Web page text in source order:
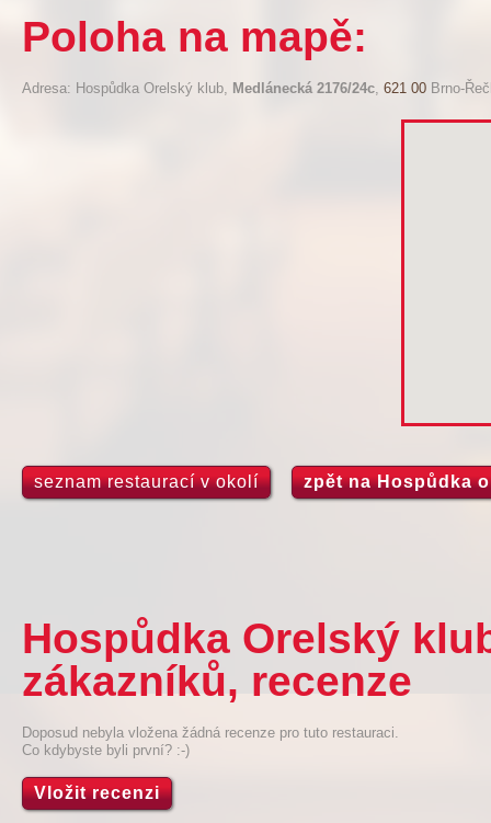
Poloha na mapě:
Adresa: Hospůdka Orelský klub, Medlánecká 2176/24c, 621 00 Brno-
seznam restaurací v okolí zpět na Hospůdka
Hospůdka Orelský
zákazníků, recenze
Doposud nebyla vložena žádná recenze pro tuto restauraci.
Co kdybyste byli první? :-)
Vložit recenzi